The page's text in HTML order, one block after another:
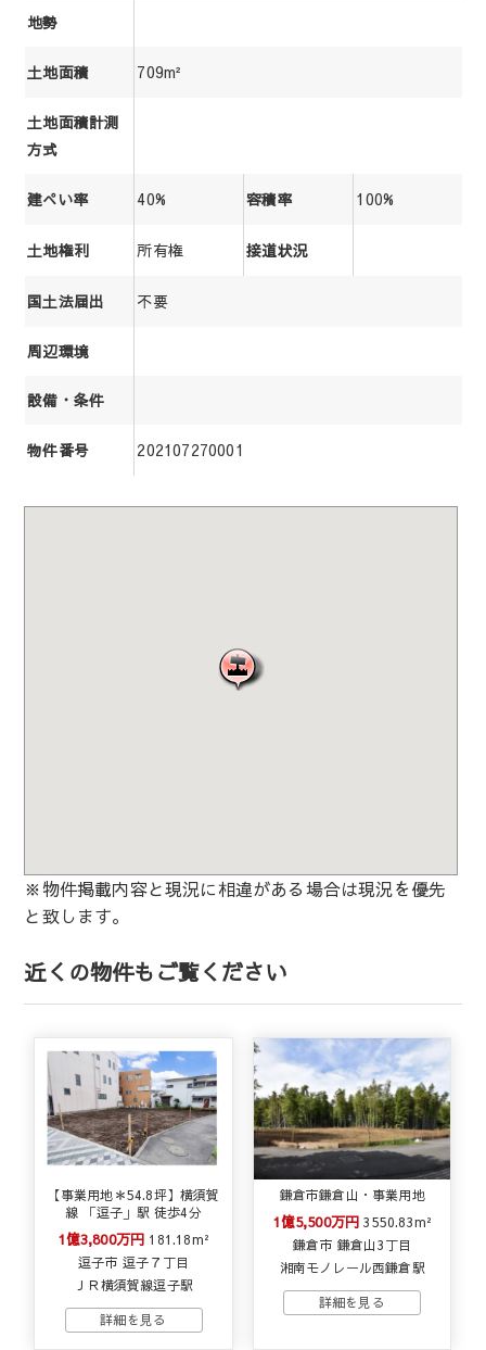
地勢
土地面積 709m²
土地面積計測
方式
建ぺい率 40% 容積率 100%
土地権利 所有権 接道状況
国土法届出 不要
周辺環境
設備・条件
物件番号 202107270001
※物件掲載内容と現況に相違がある場合は現況を優先
と致します。
近くの物件もご覧ください
【事業用地＊54.8坪】横須賀
線 「逗子」駅 徒歩4分
1億3,800万円 181.18m²
逗子市 逗子７丁目
ＪＲ横須賀線逗子駅
鎌倉市鎌倉山・事業用地
1億5,500万円3550.83m²
鎌倉市 鎌倉山3丁目
湘南モノレール西鎌倉駅